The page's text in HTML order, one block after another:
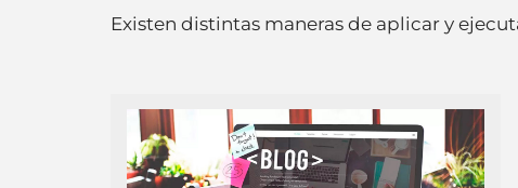
Existen distintas maneras de aplicar y